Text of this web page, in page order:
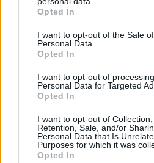
grant or deny consent to Google
use your data for below specified
consent section.
Opted In
I want to opt-out of the Sale
Personal Data.
Opted In
I want to opt-out of
Personal Data for Targeted
Opted In
I want to opt-out of Collection,
Retention, Sale, and/or
Personal Data that Is
Purposes for which it was
Opted In
Daphne Lawrence: Όταν οι
πράγματα που τους
τραγούδι
πριν 31 λεπτά
Το λάθος που κάνουμε όταν
χαλάει πιο γρήγορα
πριν 33 λεπτά
Ο Οδυσσέας ταξίδευε με πλοίο
του Νόλαν και η αληθινή
πριν 33 λεπτά